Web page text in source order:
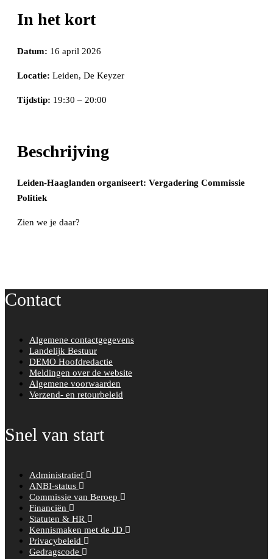
In het kort
Datum: 16 april 2026
Locatie: Leiden, De Keyzer
Tijdstip: 19:30 – 20:00
Beschrijving
Leiden-Haaglanden organiseert: Vergadering Commissie
Politiek
Zien we je daar?
Contact
Algemene contactgegevens
Landelijk Bestuur
DEMO Hoofdredactie
Meldingen over de website
Algemene voorwaarden
Verzend- en retourbeleid
Snel van start
Administratief
ANBI-status
Commissie van Beroep
Financiën
Statuten & HR
Kennismaken met de JD
Privacybeleid
Gedragscode